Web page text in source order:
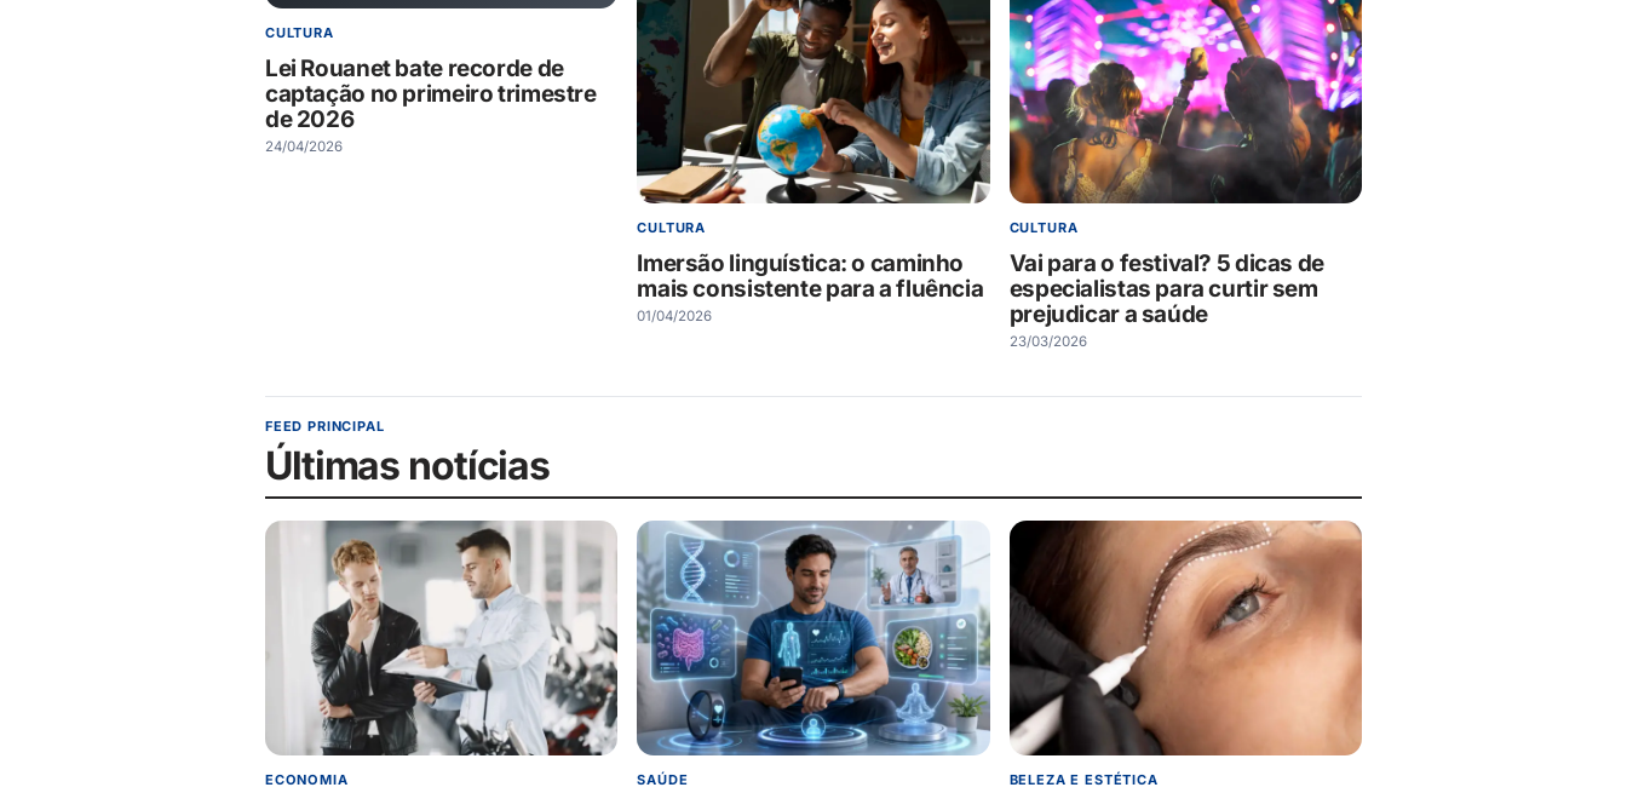
CULTURA
Lei Rouanet bate recorde de
captação no primeiro trimestre
de 2026
24/04/2026
CULTURA
Imersão linguística: o caminho
mais consistente para a fluência
01/04/2026
CULTURA
Vai para o festival? 5 dicas de
especialistas para curtir sem
prejudicar a saúde
23/03/2026
FEED PRINCIPAL
Últimas notícias
ECONOMIA SAÚDE BELEZA E ESTÉTICA